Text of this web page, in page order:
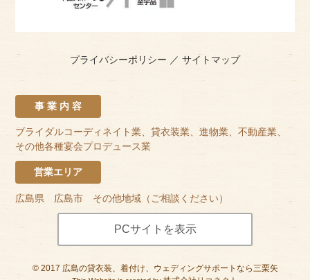
プライバシーポリシー ／ サイトマップ
事 業 内 容
ブライダルコーディネイト業、貸衣装業、進物業、不動産業、
その他各種宴会プロデュース業
営業エリア
広島県 広島市 その他地域（ご相談ください）
PCサイトを表示
© 2017 広島の貸衣装、着付け、ウェディングサポートなら三栗矢